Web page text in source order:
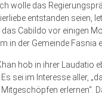
wolle das
entstanden seien,
Cabildo vor einigen
in der Gemeinde Fasnia
hob in ihrer Laudatio
sei im Interesse aller,
erlernen“.